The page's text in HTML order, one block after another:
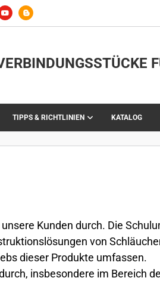
TIPPS & RICHTLINIEN KATALOG
Kunden durch. Die
von
dieser Produkte umfassen.
insbesondere im Bereich